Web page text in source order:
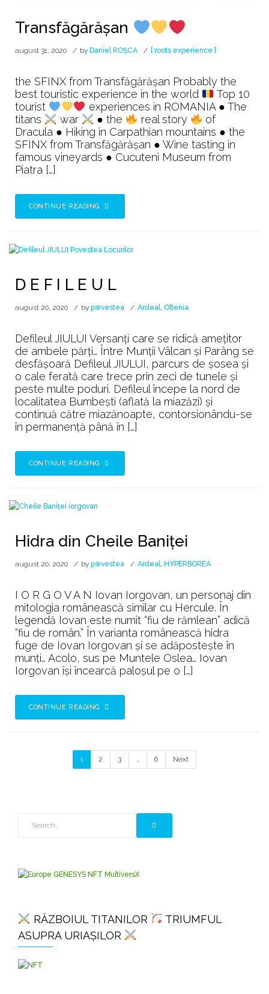
Transfăgărășan
august 31, 2020 by Daniel ROȘCA [ roots experience ]
the SFINX from Transfăgărășan Probably the
best touristic experience in the world
Top 10
tourist
experiences in ROMANIA ● The
titans
war ● the real story
of
Dracula ● Hiking in Carpathian mountains ● the
SFINX from Transfăgărășan ● Wine tasting in
famous vineyards ● Cucuteni Museum from
Piatra […]
CONTINUE READING
D E F I L E U L
august 20, 2020 by p⊕vestea Ardeal, Oltenia
Defileul JIULUI Versanți care se ridică amețitor
de ambele părți… Între Munții Vâlcan și Parâng se
desfășoară Defileul JIULUI, parcurs de șosea și
o cale ferată care trece prin zeci de tunele și
peste multe poduri. Defileul începe la nord de
localitatea Bumbești (aflată la miazăzi) și
continuă către miazănoapte, contorsionându-se
în permanență până în […]
CONTINUE READING
Hidra din Cheile Baniței
august 20, 2020 by p⊕vestea Ardeal, HYPERBOREA
I O R G O V A N Iovan Iorgovan, un personaj din
mitologia românească similar cu Hercule. În
legendă Iovan este numit “fiu de rămlean” adică
“fiu de român.” În varianta românească hidra
fuge de Iovan Iorgovan și se adăpostește în
munți… Acolo, sus pe Muntele Oslea… Iovan
Iorgovan își încearcă paloșul pe o […]
CONTINUE READING
1 2 3 … 6 Next
RĂZBOIUL TITANILOR
TRIUMFUL
ASUPRA URIAȘILOR